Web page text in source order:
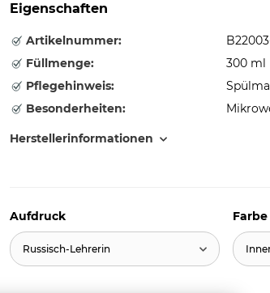
Eigenschaften
Artikelnummer:
Füllmenge:
300 ml
Pflegehinweis:
Besonderheiten:
Herstellerinformationen
Aufdruck
Russisch-Lehrerin
Farbe